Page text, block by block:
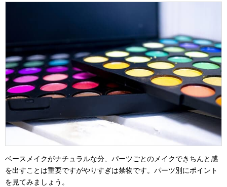
ベースメイクがナチュラルな分、パーツごとのメイクできちんと感
を出すことは重要ですがやりすぎは禁物です。パーツ別にポイント
を見てみましょう。